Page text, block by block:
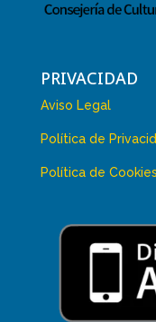
PRIVACIDAD
Aviso Legal
Política de
Política de Cookies